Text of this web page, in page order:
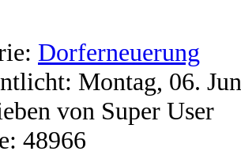
Dorferneuerung
Montag, 06.
von Super User
48966